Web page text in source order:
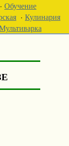
· Обучение
· Кулинария